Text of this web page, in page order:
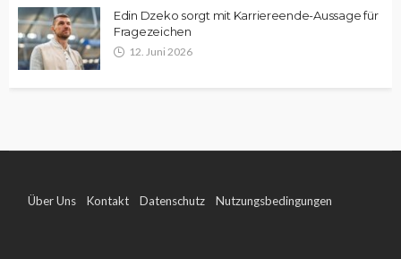
Edin Dzeko sorgt mit Karriereende-Aussage für
Fragezeichen
12. Juni 2026
Über Uns Kontakt Datenschutz Nutzungsbedingungen